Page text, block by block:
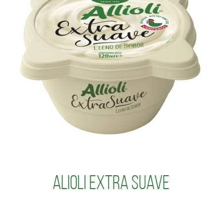
Alioli Extra Suave